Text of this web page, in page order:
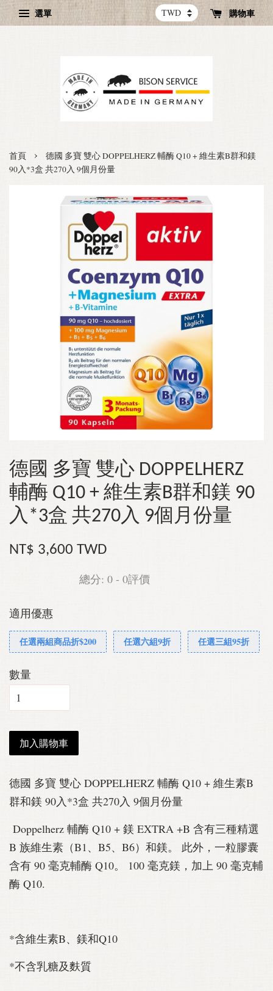
選單 購物車
首頁 ›
德國 多寶 雙心 DOPPELHERZ 輔酶 Q10 + 維生素B群和鎂
90入*3盒 共270入 9個月份量
德國 多寶 雙心 DOPPELHERZ
輔酶 Q10 + 維生素B群和鎂 90
入*3盒 共270入 9個月份量
NT$ 3,600 TWD
總分: 0 - 0評價
適用優惠
任選兩組商品折$200 任選六組9折 任選三組95折
數量
加入購物車
德國 多寶 雙心 DOPPELHERZ 輔酶 Q10 + 維生素B
群和鎂 90入*3盒 共270入 9個月份量
Doppelherz 輔酶 Q10 + 鎂 EXTRA +B 含有三種精選
B 族維生素（B1、B5、B6）和鎂。 此外，一粒膠囊
含有 90 毫克輔酶 Q10。 100 毫克鎂，加上 90 毫克輔
酶 Q10.
*含維生素B、鎂和Q10
*不含乳糖及麩質